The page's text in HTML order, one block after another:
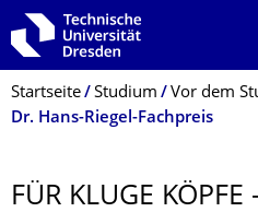
Zur Hauptnavigation springen
Zur Suche springen
Zum Inhalt springen
Breadcrumb-Menü
Startseite Studium Vor dem
Dr. Hans-Riegel-Fachpreis
FÜR KLUGE KÖPFE